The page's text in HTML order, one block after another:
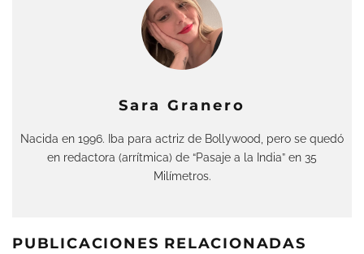
Sara Granero
Nacida en 1996. Iba para actriz de Bollywood, pero se quedó
en redactora (arrítmica) de “Pasaje a la India” en 35
Milímetros.
PUBLICACIONES RELACIONADAS